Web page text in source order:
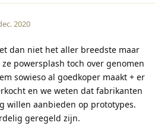
2020
dan niet het aller breedste maar
powersplash toch over genomen
sowieso al goedkoper maakt + er
en we weten dat fabrikanten
willen aanbieden op prototypes.
geregeld zijn.